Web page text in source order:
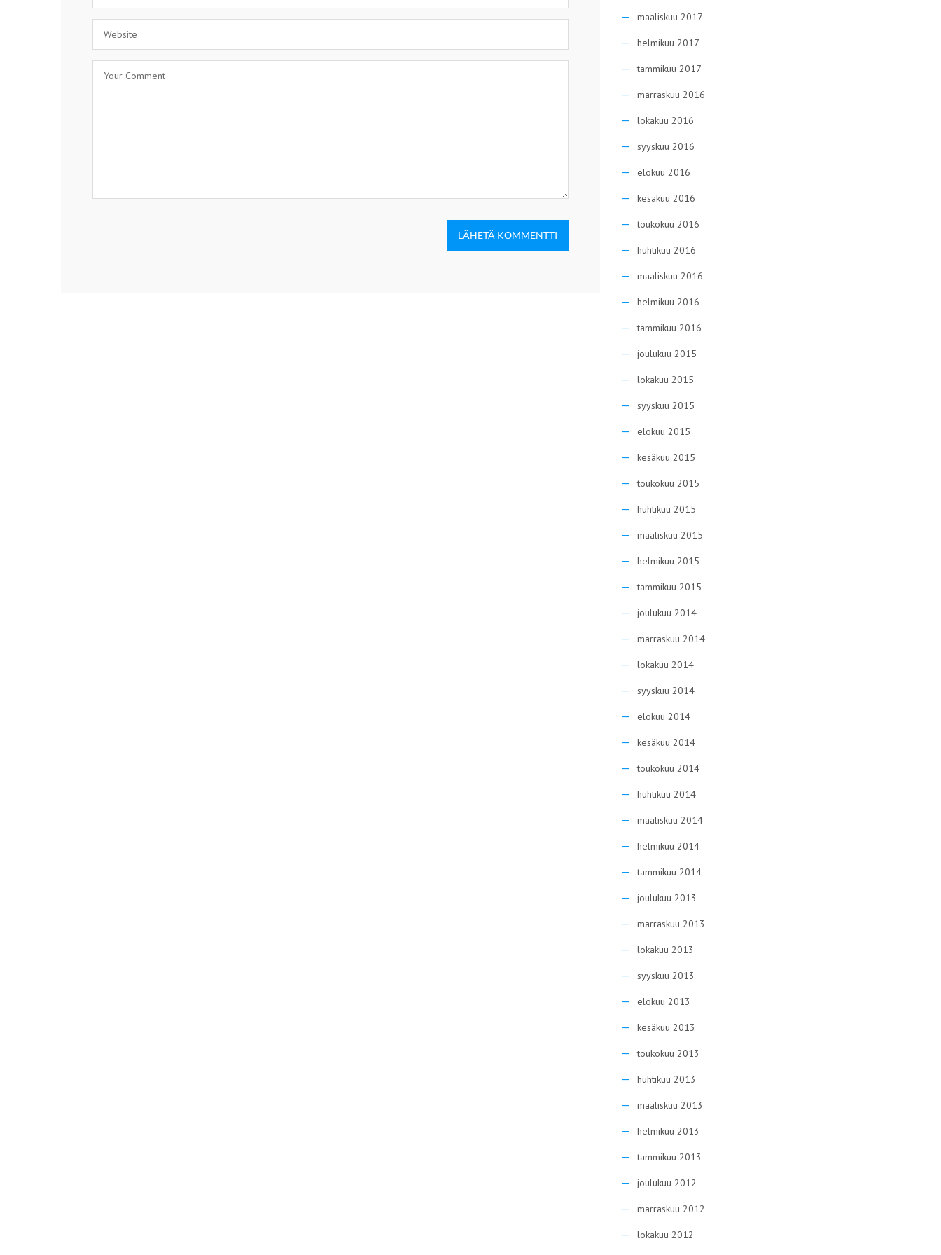
LÄHETÄ KOMMENTTI
maaliskuu 2017
helmikuu 2017
tammikuu 2017
marraskuu 2016
lokakuu 2016
syyskuu 2016
elokuu 2016
kesäkuu 2016
toukokuu 2016
huhtikuu 2016
maaliskuu 2016
helmikuu 2016
tammikuu 2016
joulukuu 2015
lokakuu 2015
syyskuu 2015
elokuu 2015
kesäkuu 2015
toukokuu 2015
huhtikuu 2015
maaliskuu 2015
helmikuu 2015
tammikuu 2015
joulukuu 2014
marraskuu 2014
lokakuu 2014
syyskuu 2014
elokuu 2014
kesäkuu 2014
toukokuu 2014
huhtikuu 2014
maaliskuu 2014
helmikuu 2014
tammikuu 2014
joulukuu 2013
marraskuu 2013
lokakuu 2013
syyskuu 2013
elokuu 2013
kesäkuu 2013
toukokuu 2013
huhtikuu 2013
maaliskuu 2013
helmikuu 2013
tammikuu 2013
joulukuu 2012
marraskuu 2012
lokakuu 2012